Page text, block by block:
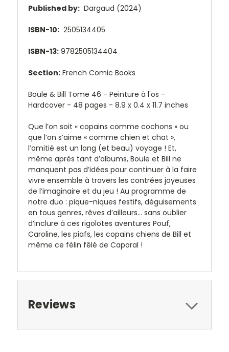
Published by: Dargaud (2024)
ISBN-10: 2505134405
ISBN-13: 9782505134404
Section: French Comic Books
Boule & Bill Tome 46 - Peinture à l'os -
Hardcover - 48 pages - 8.9 x 0.4 x 11.7 inches
Que l’on soit « copains comme cochons » ou
que l’on s’aime « comme chien et chat »,
l’amitié est un long (et beau) voyage ! Et,
même après tant d’albums, Boule et Bill ne
manquent pas d’idées pour continuer à la faire
vivre ensemble à travers les contrées joyeuses
de l’imaginaire et du jeu ! Au programme de
notre duo : pique-niques festifs, déguisements
en tous genres, rêves d’ailleurs… sans oublier
d’inclure à ces rigolotes aventures Pouf,
Caroline, les piafs, les copains chiens de Bill et
même ce félin fêlé de Caporal !
Reviews